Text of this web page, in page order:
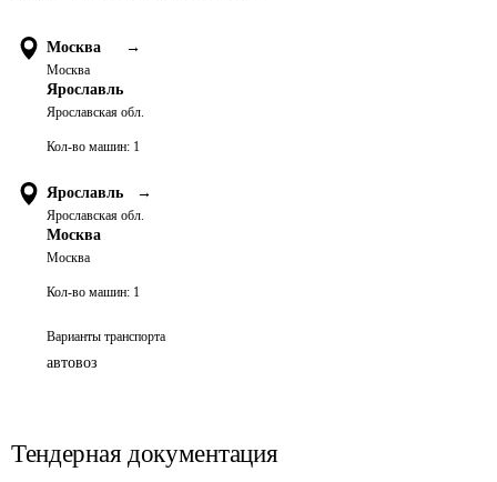
Москва →
Москва
Ярославль
Ярославская обл.
Кол-во машин: 1
Ярославль →
Ярославская обл.
Москва
Москва
Кол-во машин: 1
Варианты транспорта
автовоз
Тендерная документация